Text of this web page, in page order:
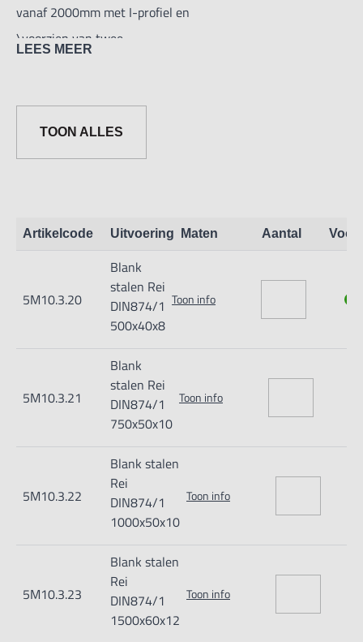
vanaf 2000mm met I-profiel en
\voorzien van twee
LEES MEER
TOON ALLES
Artikelcode Uitvoering Maten Aantal
5M10.3.20
Blank
stalen Rei
DIN874/1
500x40x8
Toon info
5M10.3.21
Blank
stalen Rei
DIN874/1
750x50x10
Toon info
5M10.3.22
Blank stalen
Rei
DIN874/1
1000x50x10
Toon info
5M10.3.23
Blank stalen
Rei
DIN874/1
1500x60x12
Toon info